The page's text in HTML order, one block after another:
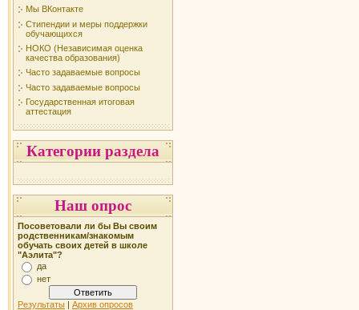
Мы ВКонтакте
Стипендии и меры поддержки
обучающихся
НОКО (Независимая оценка
качества образования)
Часто задаваемые вопросы
Часто задаваемые вопросы
Государственная итоговая
аттестация
Категории раздела
Наш опрос
Посоветовали ли бы Вы своим
родственникам/знакомым
обучать своих детей в школе
"Аэлита"?
да
нет
Результаты | Архив опросов